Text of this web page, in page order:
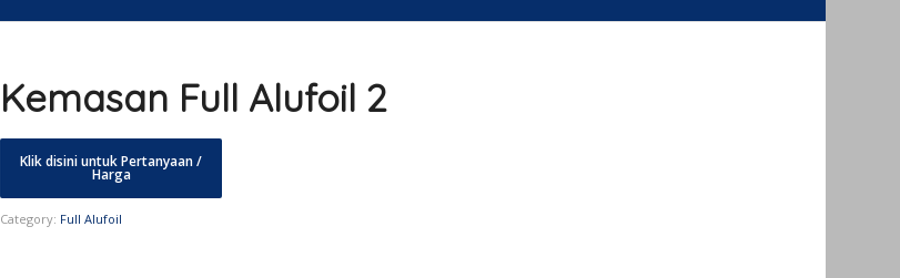
Kemasan Full Alufoil 2
Category: Full Alufoil